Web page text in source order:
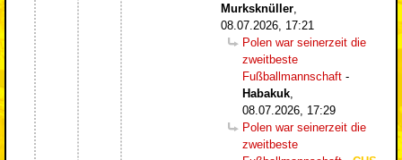
Murksknüller
08.07.2026, 17:21
Polen war seinerzeit die
zweitbeste
Fußballmannschaft -
Habakuk
08.07.2026, 17:29
Polen war seinerzeit die
zweitbeste